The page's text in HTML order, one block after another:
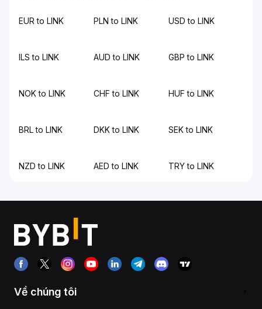
EUR to LINK PLN to LINK USD to LINK
ILS to LINK AUD to LINK GBP to LINK
NOK to LINK CHF to LINK HUF to LINK
BRL to LINK DKK to LINK SEK to LINK
NZD to LINK AED to LINK TRY to LINK
Về chúng tôi